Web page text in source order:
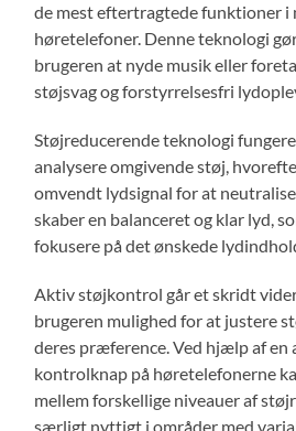
de mest eftertragtede funktioner i
høretelefoner. Denne teknologi
brugeren at nyde musik eller
støjsvag og forstyrrelsesfri
Støjreducerende teknologi
analysere omgivende støj,
omvendt lydsignal for at
skaber en balanceret og klar lyd,
fokusere på det ønskede
Aktiv støjkontrol går et skridt
brugeren mulighed for at justere
deres præference. Ved hjælp af en
kontrolknap på høretelefonerne
mellem forskellige niveauer af
særligt nyttigt i områder med